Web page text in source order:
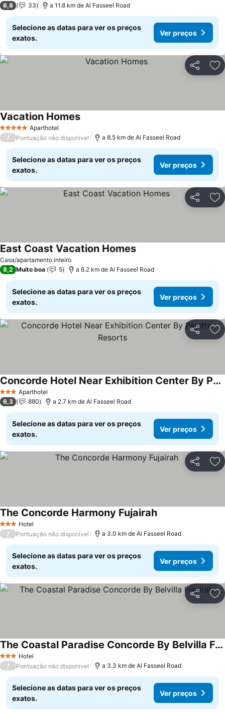
6,8 33 a 11.8 km de Al Fasseel Road
Selecione as datas para ver os preços
exatos.
Ver preços
Partilhar
5 Estrelas Aparthotel
Vacation Homes
/ Pontuação não disponível a 8.5 km de Al Fasseel Road
Selecione as datas para ver os preços
exatos.
Ver preços
Partilhar
Casa/apartamento inteiro
East Coast Vacation Homes
8,2 Muito boa 5 a 6.2 km de Al Fasseel Road
Selecione as datas para ver os preços
exatos.
Ver preços
Partilhar
3 EstrelasAparthotel
Concorde Hotel Near Exhibition Center By Palette Resorts
6,3 880 a 2.7 km de Al Fasseel Road
Selecione as datas para ver os preços
exatos.
Ver preços
Partilhar
3 EstrelasHotel
The Concorde Harmony Fujairah
/ Pontuação não disponível a 3.0 km de Al Fasseel Road
Selecione as datas para ver os preços
exatos.
Ver preços
Partilhar
3 EstrelasHotel
The Coastal Paradise Concorde By Belvilla Fujairah
/ Pontuação não disponível a 3.3 km de Al Fasseel Road
Selecione as datas para ver os preços
exatos.
Ver preços